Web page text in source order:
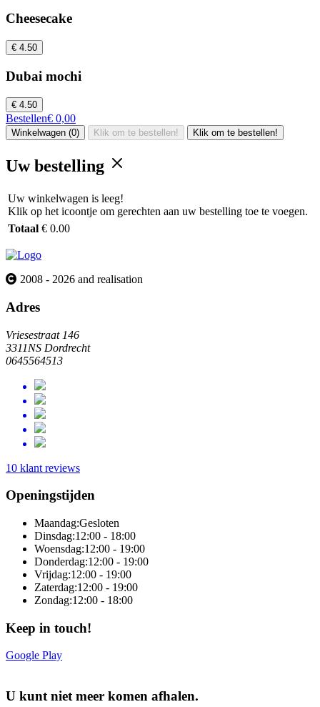
Cheesecake
€ 4.50
Dubai mochi
€ 4.50
Bestellen€ 0,00
Winkelwagen (0) Klik om te bestellen! Klik om te bestellen!
Uw bestelling
Uw winkelwagen is leeg!
Klik op het icoontje om gerechten aan uw bestelling toe te voegen.
Totaal € 0.00
2008 - 2026 and realisation
Adres
Vriesestraat 146
3311NS Dordrecht
0645564513
10 klant reviews
Openingstijden
Maandag:Gesloten
Dinsdag:12:00 - 18:00
Woensdag:12:00 - 19:00
Donderdag:12:00 - 19:00
Vrijdag:12:00 - 19:00
Zaterdag:12:00 - 19:00
Zondag:12:00 - 18:00
Keep in touch!
Google Play
U kunt niet meer komen afhalen.